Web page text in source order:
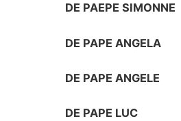
DE PAEPE SIMONNE
DE PAPE ANGELA
DE PAPE ANGELE
DE PAPE LUC